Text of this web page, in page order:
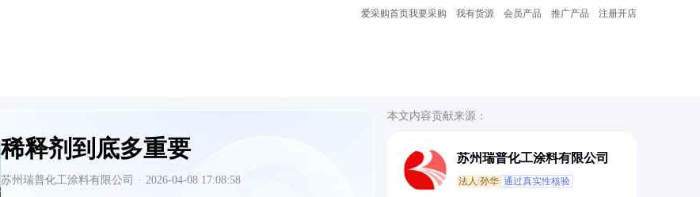
爱采购首页我要采购 我有货源 会员产品 推广产品 注册开店
稀释剂到底多重要
苏州瑞普化工涂料有限公司 · 2026-04-08 17:08:58
本文内容贡献来源：
苏州瑞普化工涂料有限公司
法人:孙华 通过真实性核验